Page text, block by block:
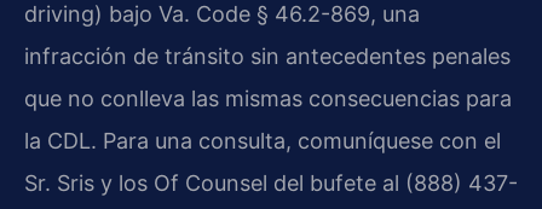
driving) bajo Va. Code § 46.2-869, una
infracción de tránsito sin antecedentes penales
que no conlleva las mismas consecuencias para
la CDL. Para una consulta, comuníquese con el
Sr. Sris y los Of Counsel del bufete al (888) 437-